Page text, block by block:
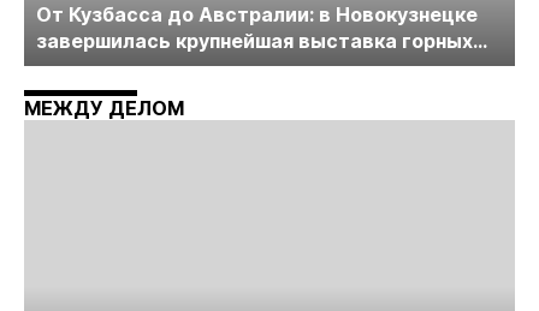
От Кузбасса до Австралии: в Новокузнецке
завершилась крупнейшая выставка горных
технологий «Недра России. Уголь России и
Майнинг»
МЕЖДУ ДЕЛОМ